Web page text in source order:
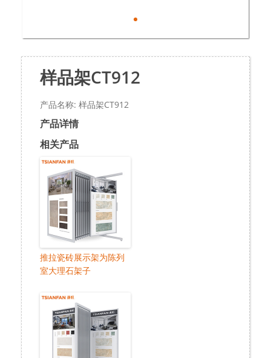
样品架CT912
产品名称: 样品架CT912
产品详情
相关产品
推拉瓷砖展示架为陈列
室大理石架子